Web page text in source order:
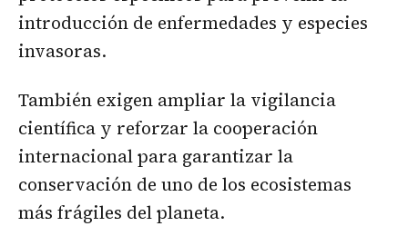
introducción de enfermedades y especies
invasoras.
También exigen ampliar la vigilancia
científica y reforzar la cooperación
internacional para garantizar la
conservación de uno de los ecosistemas
más frágiles del planeta.